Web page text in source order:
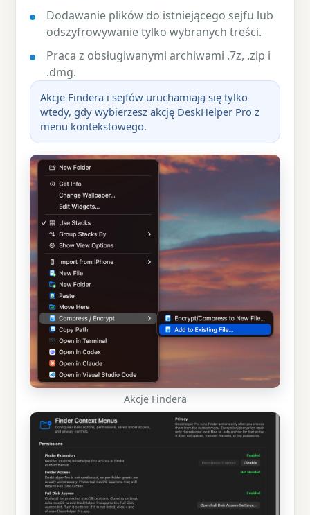
Dodawanie plików do istniejącego sejfu lub
odszyfrowywanie tylko wybranych treści.
Praca z obsługiwanymi archiwami .7z, .zip i
.dmg.
Akcje Findera i sejfów uruchamiają się tylko
wtedy, gdy wybierzesz akcję DeskHelper Pro z
menu kontekstowego.
Akcje Findera